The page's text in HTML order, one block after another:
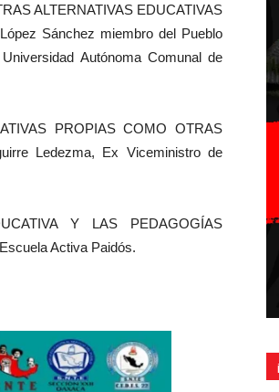
ALTERNATIVAS EDUCATIVAS
Sánchez miembro del Pueblo
Autónoma Comunal de
PROPIAS COMO OTRAS
Ledezma, Ex Viceministro de
Y LAS PEDAGOGÍAS
Activa Paidós.